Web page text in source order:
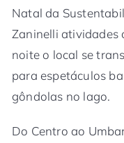
Natal da
Zaninelli atividades
noite o local se
para espetáculos
gôndolas no lago.
Do Centro ao